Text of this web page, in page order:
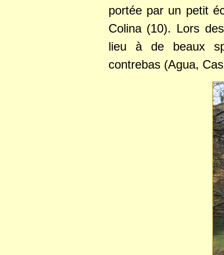
portée par un petit
Colina (10). Lors
lieu à de beaux
contrebas (Agua,